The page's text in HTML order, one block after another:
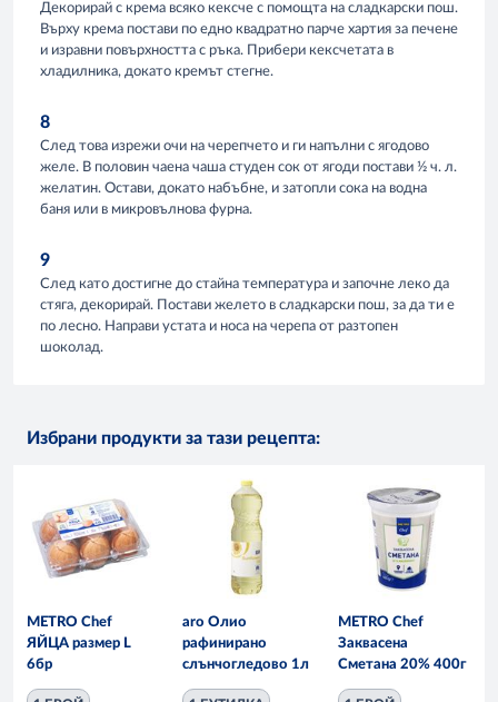
Декорирай с крема всяко кексче с помощта на сладкарски пош.
Върху крема постави по едно квадратно парче хартия за печене
и изравни повърхността с ръка. Прибери кексчетата в
хладилника, докато кремът стегне.
8
След това изрежи очи на черепчето и ги напълни с ягодово
желе. В половин чаена чаша студен сок от ягоди постави ½ ч. л.
желатин. Остави, докато набъбне, и затопли сока на водна
баня или в микровълнова фурна.
9
След като достигне до стайна температура и започне леко да
стяга, декорирай. Постави желето в сладкарски пош, за да ти е
по лесно. Направи устата и носа на черепа от разтопен
шоколад.
Избрани продукти за тази рецепта:
METRO Chef
ЯЙЦА размер L
6бр
aro Олио
рафинирано
слънчогледово 1л
METRO Chef
Заквасена
Сметана 20% 400г